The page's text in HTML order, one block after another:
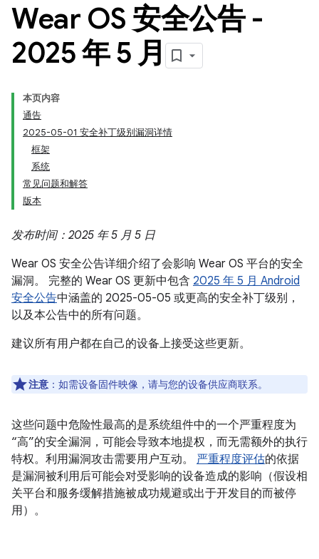
Wear OS 安全公告 -
2025 年 5 月
本页内容
通告
2025-05-01 安全补丁级别漏洞详情
框架
系统
常见问题和解答
版本
发布时间：2025 年 5 月 5 日
Wear OS 安全公告详细介绍了会影响 Wear OS 平台的安全
漏洞。 完整的 Wear OS 更新中包含 2025 年 5 月 Android
安全公告中涵盖的 2025-05-05 或更高的安全补丁级别，
以及本公告中的所有问题。
建议所有用户都在自己的设备上接受这些更新。
注意 ：如需设备固件映像，请与您的设备供应商联系。
这些问题中危险性最高的是系统组件中的一个严重程度为
“高”的安全漏洞，可能会导致本地提权，而无需额外的执行
特权。利用漏洞攻击需要用户互动。 严重程度评估的依据
是漏洞被利用后可能会对受影响的设备造成的影响（假设相
关平台和服务缓解措施被成功规避或出于开发目的而被停
用）。